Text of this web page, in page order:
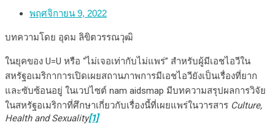
พฤศจิกายน 9, 2022
บทความโดย อุดม ลิขิตวรรณวุฒิ
ในยุคของ U=U หรือ “ไม่เจอเท่ากับไม่แพร่” สำหรับผู้มีเอชไอวีใน
สหรัฐอเมริกาการเปิดเผยสถานภาพการมีเอชไอวียังเป็นเรื่องที่ยาก
และซับซ้อนอยู่ ในเวปไซต์ nam aidsmap มีบทความสรุปผลการวิจัย
ในสหรัฐอเมริกาที่ศึกษาเกี่ยวกับเรื่องนี้ที่เผยแพร่ในวารสาร Culture,
Health and Sexuality[1]